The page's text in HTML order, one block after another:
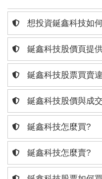
想投資鋋鑫科技如
鋋鑫科技股價頁提
鋋鑫科技股票買賣
鋋鑫科技股價與成
鋋鑫科技怎麼買?
鋋鑫科技怎麼賣?